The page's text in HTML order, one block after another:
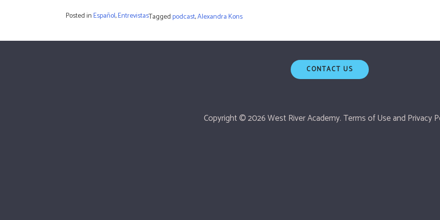
Posted inEspañol,EntrevistasTaggedpodcast,Alexandra Kons
CONTACT US
Copyright © 2026 West River Academy.Terms of Useand Privacy